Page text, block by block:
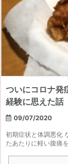
ついにコロナ発
経験に思えた話
09/07/2020
初期症状と体調悪化
たあたりに軽い腹痛